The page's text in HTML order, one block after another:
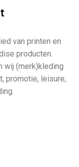
van printen en
producten.
wij (merk)kleding
promotie, leisure,